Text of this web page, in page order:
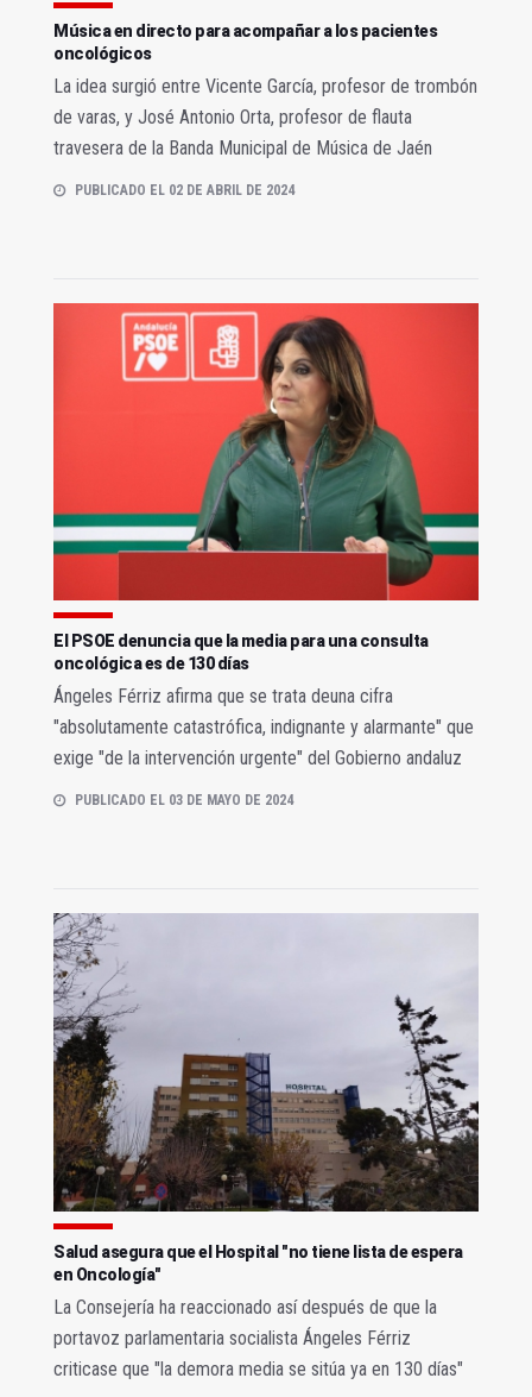
Música en directo para acompañar a los pacientes
oncológicos
La idea surgió entre Vicente García, profesor de trombón
de varas, y José Antonio Orta, profesor de flauta
travesera de la Banda Municipal de Música de Jaén
PUBLICADO EL 02 DE ABRIL DE 2024
El PSOE denuncia que la media para una consulta
oncológica es de 130 días
Ángeles Férriz afirma que se trata deuna cifra
"absolutamente catastrófica, indignante y alarmante" que
exige "de la intervención urgente" del Gobierno andaluz
PUBLICADO EL 03 DE MAYO DE 2024
Salud asegura que el Hospital "no tiene lista de espera
en Oncología"
La Consejería ha reaccionado así después de que la
portavoz parlamentaria socialista Ángeles Férriz
criticase que "la demora media se sitúa ya en 130 días"